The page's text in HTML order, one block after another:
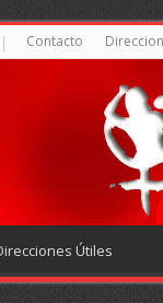
Contacto
Útiles